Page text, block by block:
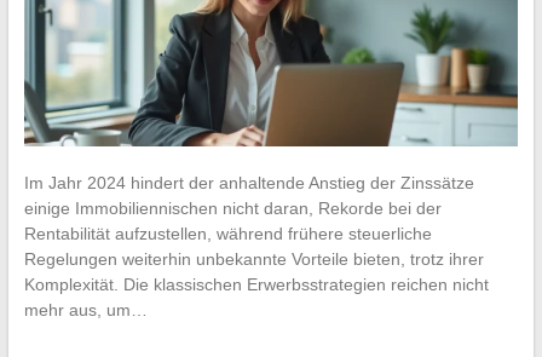
Im Jahr 2024 hindert der anhaltende Anstieg der Zinssätze
einige Immobiliennischen nicht daran, Rekorde bei der
Rentabilität aufzustellen, während frühere steuerliche
Regelungen weiterhin unbekannte Vorteile bieten, trotz ihrer
Komplexität. Die klassischen Erwerbsstrategien reichen nicht
mehr aus, um…